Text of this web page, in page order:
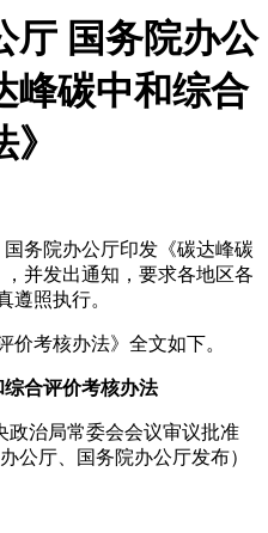
厅 国务院办公
峰碳中和综合
务院办公厅印发《碳达峰碳
并发出通知，要求各地区各
遵照执行。
价考核办法》全文如下。
合评价考核办法
政治局常委会会议审议批准
公厅、国务院办公厅发布）